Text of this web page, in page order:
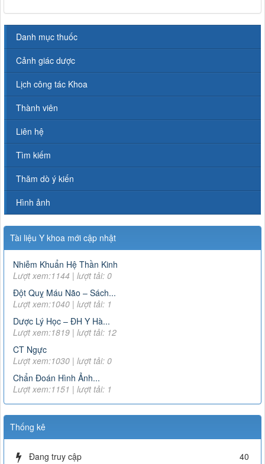
Danh mục thuốc
Cảnh giác dược
Lịch công tác Khoa
Thành viên
Liên hệ
Tìm kiếm
Thăm dò ý kiến
Hình ảnh
Tài liệu Y khoa mới cập nhật
Nhiễm Khuẩn Hệ Thần Kinh
Lượt xem:1144 | lượt tải: 0
Đột Quỵ Máu Não – Sách...
Lượt xem:1040 | lượt tải: 1
Dược Lý Học – ĐH Y Hà...
Lượt xem:1819 | lượt tải: 12
CT Ngực
Lượt xem:1030 | lượt tải: 0
Chẩn Đoán Hình Ảnh...
Lượt xem:1151 | lượt tải: 1
Thống kê
Đang truy cập 40